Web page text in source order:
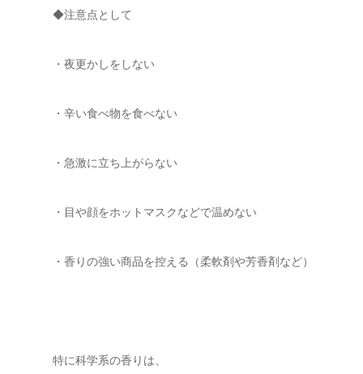
◆注意点として
・夜更かしをしない
・辛い食べ物を食べない
・急激に立ち上がらない
・目や顔をホットマスクなどで温めない
・香りの強い商品を控える（柔軟剤や芳香剤など）
特に科学系の香りは、